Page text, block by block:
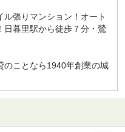
張りマンション！オート
日暮里駅から徒歩７分・鶯
のことなら1940年創業の城